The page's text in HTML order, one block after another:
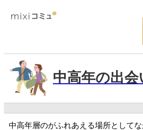
中高年の出会
中高年層のがふれあえる場所として